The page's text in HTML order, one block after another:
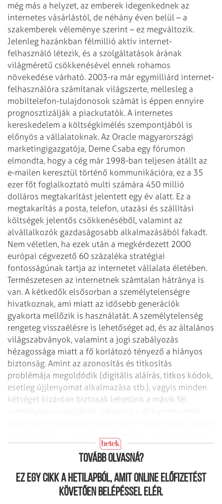
még más a helyzet, az emberek idegenkednek az
internetes vásárlástól, de néhány éven belül – a
szakemberek véleménye szerint – ez megváltozik.
Jelenleg hazánkban félmillió aktív internet-
felhasználó létezik, és a szolgáltatások árának
világméretű csökkenésével ennek rohamos
növekedése várható. 2003-ra már egymilliárd internet-
felhasználóra számítanak világszerte, mellesleg a
mobiltelefon-tulajdonosok számát is éppen ennyire
prognosztizálják a piackutatók. A internetes
kereskedelem a költségkímélés szempontjából is
előnyös a vállalatoknak. Az Oracle magyarországi
marketingigazgatója, Deme Csaba egy fórumon
elmondta, hogy a cég már 1998-ban teljesen átállt az
e-mailen keresztül történő kommunikációra, ez a 35
ezer főt foglalkoztató multi számára 450 millió
dolláros megtakarítást jelentett egy év alatt. Ez a
megtakarítás a posta, telefon, utazási és szállítási
költségek jelentős csökkenéséből, valamint az
alvállalkozók gazdaságosabb alkalmazásából fakadt.
Nem véletlen, ha ezek után a megkérdezett 2000
európai cégvezető 60 százaléka stratégiai
fontosságúnak tartja az internetet vállalata életében.
Természetesen az internetnek számtalan hátránya is
van. A kétkedők elsősorban a személytelenségre
hivatkoznak, ami miatt az idősebb generációk
gyakorta mellőzik is használatát. A személytelenség
rengeteg visszaélésre is lehetőséget ad, és az általános
világszabványok, valamint a jogi szabályozás
hézagossága miatt a fő korlátozó tényező a hiányos
biztonság. Amint az azonosítás és titkosítás
problémája megoldódik (digitális aláírás, titkos kódok,
esetleg újjlenyomat alkalmazása stb.), vagyis minden
kétséget kizáróan biztosak lehetünk a másik fél
képzelt területtel egészülhet ki.
Tovább olvasná?
Ez egy cikk a hetilapból, amit online előfizetést
követően belépéssel elér.